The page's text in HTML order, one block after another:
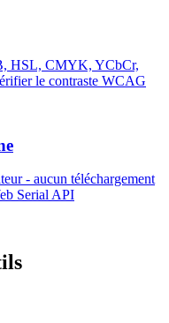
HSL, CMYK, YCbCr,
le contraste WCAG
- aucun téléchargement
Serial API